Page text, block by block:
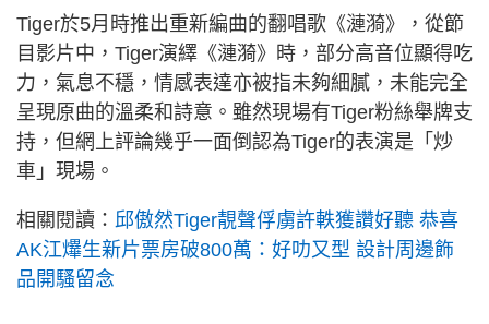
Tiger於5月時推出重新編曲的翻唱歌《漣漪》，從節
目影片中，Tiger演繹《漣漪》時，部分高音位顯得吃
力，氣息不穩，情感表達亦被指未夠細膩，未能完全
呈現原曲的溫柔和詩意。雖然現場有Tiger粉絲舉牌支
持，但網上評論幾乎一面倒認為Tiger的表演是「炒
車」現場。
相關閱讀： 邱傲然Tiger靚聲俘虜許軼獲讚好聽 恭喜
AK江𤒹生新片票房破800萬：好叻又型 設計周邊飾
品開騷留念